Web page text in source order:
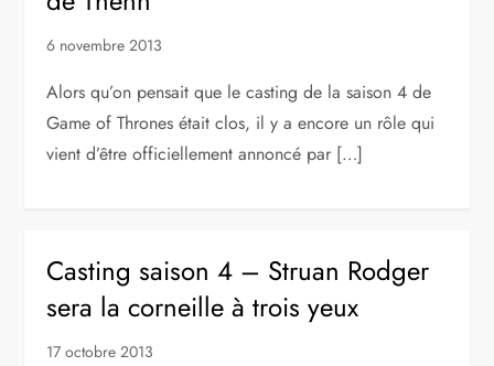
6 novembre 2013
Alors qu’on pensait que le casting de la saison 4 de
Game of Thrones était clos, il y a encore un rôle qui
vient d’être officiellement annoncé par […]
Casting saison 4 – Struan Rodger
sera la corneille à trois yeux
17 octobre 2013